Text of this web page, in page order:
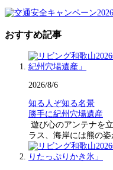
おすすめ記事
2026/8/6
知る人ぞ知る名景
勝手に紀州穴場遺産
遊び心のアンテナを
ラス、海岸には熊の